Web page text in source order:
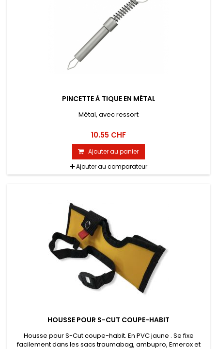
PINCETTE À TIQUE EN MÉTAL
Métal, avec ressort
10.55 CHF
Ajouter au panier
Ajouter au comparateur
HOUSSE POUR S-CUT COUPE-HABIT
Housse pour S-Cut coupe-habit. En PVC jaune . Se fixe
facilement dans les sacs traumabag, ambupro, Emerox et